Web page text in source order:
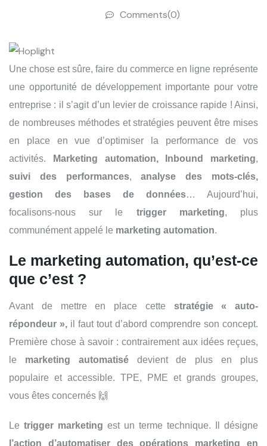
Comments(0)
Une chose est sûre, faire du commerce en ligne représente
une opportunité de développement importante pour votre
entreprise : il s’agit d’un levier de croissance rapide ! Ainsi,
de nombreuses méthodes et stratégies peuvent être mises
en place en vue d’optimiser la performance de vos
activités.
Marketing automation, Inbound marketing,
suivi des performances,analyse des mots-clés,
gestion des bases de données… Aujourd’hui,
focalisons-nous sur le trigger marketing, plus
communément appelé le marketing automation.
Le marketing automation, qu’est-ce
que c’est ?
Avant de mettre en place cette stratégie « auto-
répondeur », il faut tout d’abord comprendre son concept.
Première chose à savoir : contrairement aux idées reçues,
le marketing automatisédevient de plus en plus
populaire et accessible. TPE, PME et grands groupes,
vous êtes concernés 🙌
Le trigger marketing est un terme technique. Il désigne
l’action d’automatiser des opérations marketing en